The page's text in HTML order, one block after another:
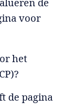
de
voor
het
de pagina